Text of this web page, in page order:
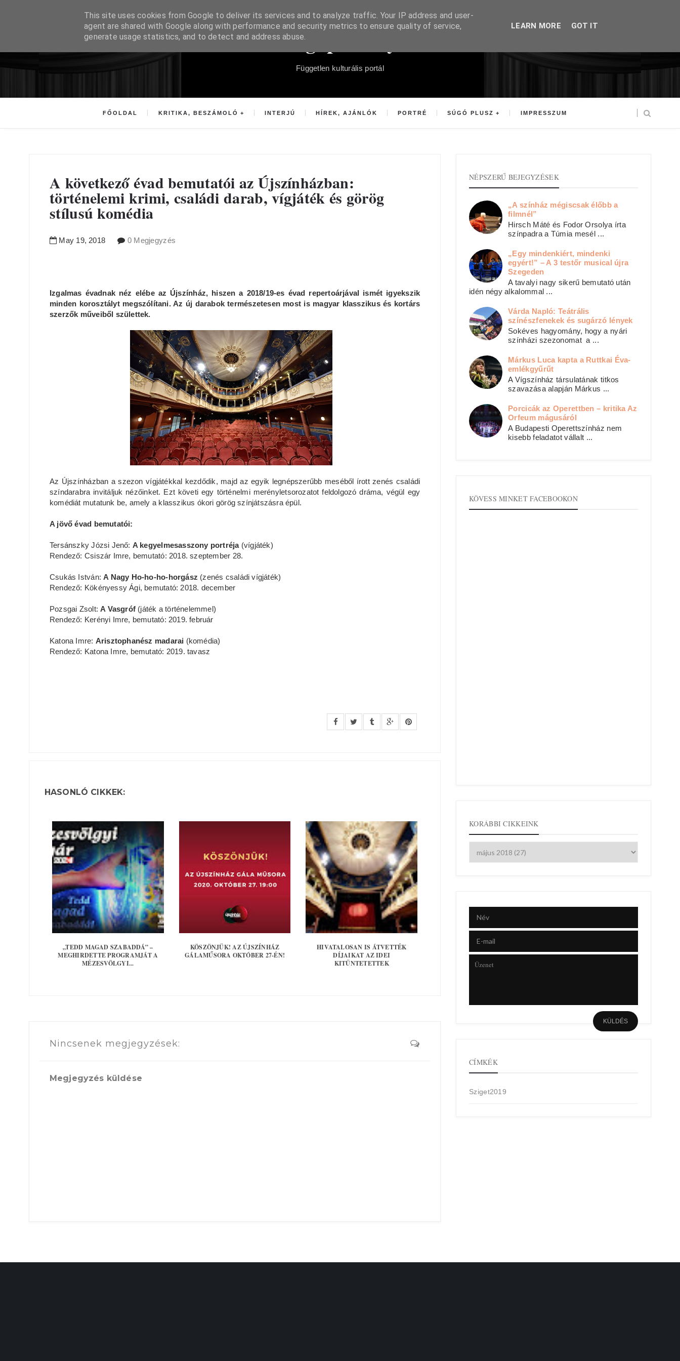
Súgópéldány
Független kulturális portál
FŐOLDAL KRITIKA, BESZÁMOLÓ INTERJÚ HÍREK, AJÁNLÓK PORTRÉ SÚGÓ PLUSZ IMPRESSZUM
A következő évad bemutatói az Újszínházban:
történelemi krimi, családi darab, vígjáték és görög
stílusú komédia
May 19, 2018 0 Megjegyzés
Izgalmas évadnak néz elébe az Újszínház, hiszen a 2018/19-es évad repertoárjával ismét igyekszik
minden korosztályt megszólítani. Az új darabok természetesen most is magyar klasszikus és kortárs
szerzők műveiből születtek.
Az Újszínházban a szezon vígjátékkal kezdődik, majd az egyik legnépszerűbb meséből írott zenés családi
színdarabra invitáljuk nézőinket. Ezt követi egy történelmi merényletsorozatot feldolgozó dráma, végül egy
komédiát mutatunk be, amely a klasszikus ókori görög színjátszásra épül.
A jövő évad bemutatói:
Tersánszky Józsi Jenő: A kegyelmesasszony portréja(vígjáték)
Rendező: Csiszár Imre, bemutató: 2018. szeptember 28.
Csukás István:A Nagy Ho-ho-ho-horgász (zenés családi vígjáték)
Rendező: Kökényessy Ági, bemutató: 2018. december
Pozsgai Zsolt:A Vasgróf (játék a történelemmel)
Rendező: Kerényi Imre, bemutató: 2019. február
Katona Imre: Arisztophanész madarai (komédia)
Rendező: Katona Imre, bemutató: 2019. tavasz
HASONLÓ CIKKEK:
„TEDD MAGAD SZABADDÁ” –
MEGHIRDETTE PROGRAMJÁT A
MÉZESVÖLGYI...
KÖSZÖNJÜK! AZ ÚJSZÍNHÁZ
GÁLAMŰSORA OKTÓBER 27-ÉN!
HIVATALOSAN IS ÁTVETTÉK
DÍJAIKAT AZ IDEI
KITÜNTETETTEK
Nincsenek megjegyzések:
Megjegyzés küldése
NÉPSZERŰ BEJEGYZÉSEK
„A színház mégiscsak élőbb a
filmnél”
Hirsch Máté és Fodor Orsolya írta
színpadra a Túmia mesél ...
„Egy mindenkiért, mindenki
egyért!” – A 3 testőr musical újra
Szegeden
A tavalyi nagy sikerű bemutató után
idén négy alkalommal ...
Várda Napló: Teátrális
színészfenekek és sugárzó lények
Sokéves hagyomány, hogy a nyári
színházi szezonomat a ...
Márkus Luca kapta a Ruttkai Éva-
emlékgyűrűt
A Vígszínház társulatának titkos
szavazása alapján Márkus ...
Porcicák az Operettben – kritika Az
Orfeum mágusáról
A Budapesti Operettszínház nem
kisebb feladatot vállalt ...
KÖVESS MINKET FACEBOOKON
KORÁBBI CIKKEINK
CÍMKÉK
Sziget2019
This site uses cookies from Google to deliver its services and to analyze traffic. Your IP address and user-
agent are shared with Google along with performance and security metrics to ensure quality of service,
generate usage statistics, and to detect and address abuse.
LEARN MORE GOT IT